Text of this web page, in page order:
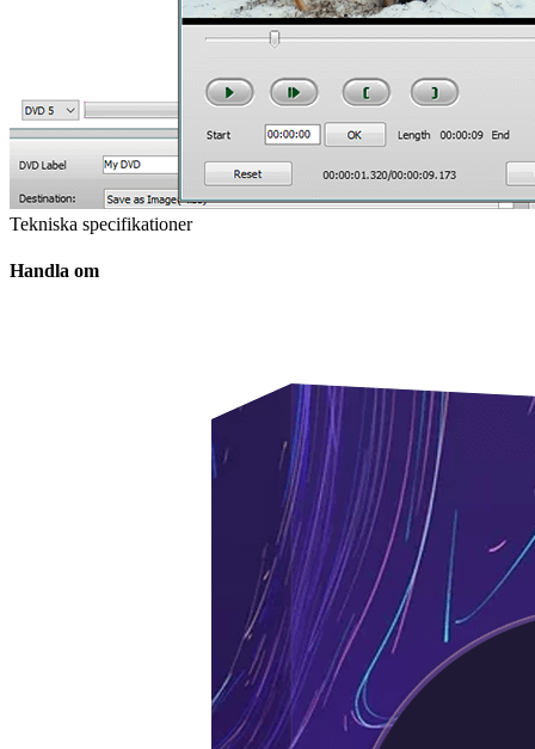
Tekniska specifikationer
Handla om